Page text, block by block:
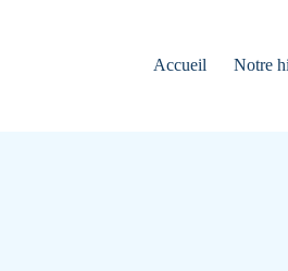
Accueil Notre